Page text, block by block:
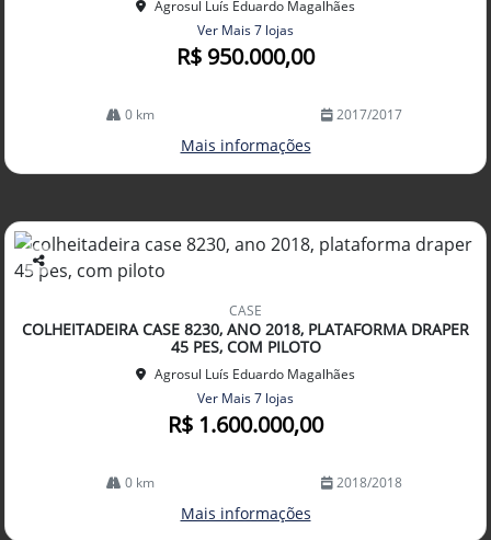
Agrosul Luís Eduardo Magalhães
Ver Mais 7 lojas
R$ 950.000,00
0 km 2017/2017
Mais informações
Co
arti
lhe
CASE
COLHEITADEIRA CASE 8230, ANO 2018, PLATAFORMA DRAPER
45 PES, COM PILOTO
Agrosul Luís Eduardo Magalhães
Ver Mais 7 lojas
R$ 1.600.000,00
0 km 2018/2018
Mais informações